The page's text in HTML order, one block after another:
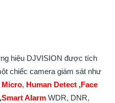
hiệu DJVISION được tích
chiếc camera giám sát như
Micro, Human Detect ,Face
Smart Alarm WDR, DNR,